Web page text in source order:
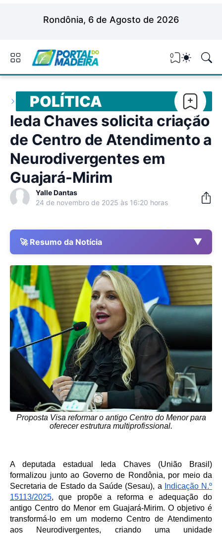
Rondônia, 6 de Agosto de 2026
0
POLÍTICA
Ieda Chaves solicita criação
de Centro de Atendimento a
Neurodivergentes em
Guajará-Mirim
Yalle Dantas
24 de novembro de 2025 às 16:20 horas
🚀 Resumo da Notícia ▼
Proposta Visa reformar o antigo Centro do Menor para
oferecer estrutura multiprofissional.
A deputada estadual Ieda Chaves (União Brasil)
formalizou junto ao Governo de Rondônia, por meio da
Secretaria de Estado da Saúde (Sesau), a
Indicação N.º
15113/2025, que propõe a reforma e adequação do
antigo Centro do Menor em Guajará-Mirim. O objetivo é
transformá-lo em um moderno Centro de Atendimento
aos Neurodivergentes, criando uma unidade